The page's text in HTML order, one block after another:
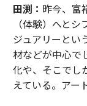
田渕： 昨今、富
（体験）へと
ジュアリーとい
材などが中心で
化や、そこでし
えている。アー